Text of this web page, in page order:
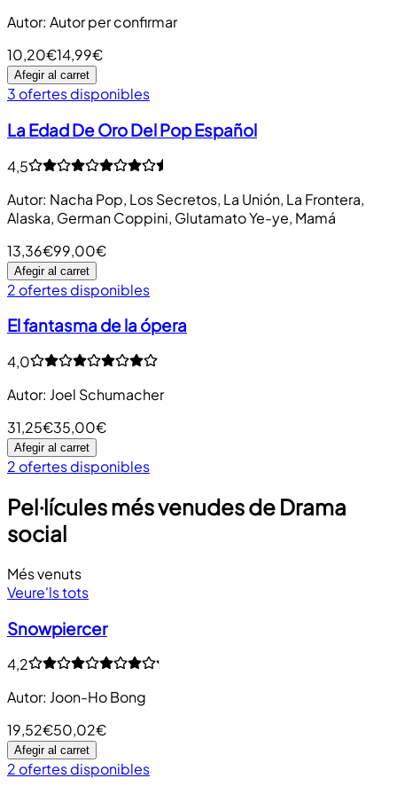
Autor: Autor per confirmar
10,20€14,99€
Afegir al carret
3 ofertes disponibles
La Edad De Oro Del Pop Español
4,5
Autor: Nacha Pop, Los Secretos, La Unión, La Frontera,
Alaska, German Coppini, Glutamato Ye-ye, Mamá
13,36€99,00€
Afegir al carret
2 ofertes disponibles
El fantasma de la ópera
4,0
Autor: Joel Schumacher
31,25€35,00€
Afegir al carret
2 ofertes disponibles
Pel·lícules més venudes de Drama
social
Més venuts
Veure'ls tots
Snowpiercer
4,2
Autor: Joon-Ho Bong
19,52€50,02€
Afegir al carret
2 ofertes disponibles